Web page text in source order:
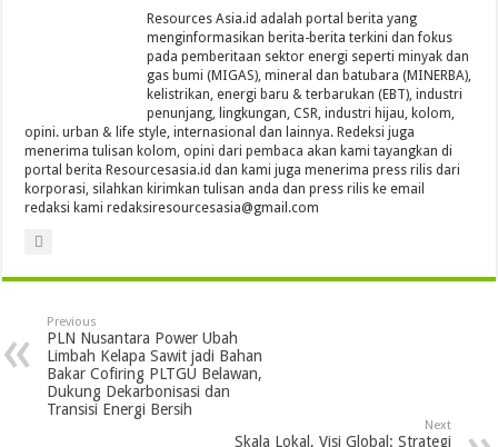
Resources Asia.id adalah portal berita yang
menginformasikan berita-berita terkini dan fokus
pada pemberitaan sektor energi seperti minyak dan
gas bumi (MIGAS), mineral dan batubara (MINERBA),
kelistrikan, energi baru & terbarukan (EBT), industri
penunjang, lingkungan, CSR, industri hijau, kolom,
opini. urban & life style, internasional dan lainnya. Redeksi juga
menerima tulisan kolom, opini dari pembaca akan kami tayangkan di
portal berita Resourcesasia.id dan kami juga menerima press rilis dari
korporasi, silahkan kirimkan tulisan anda dan press rilis ke email
redaksi kami redaksiresourcesasia@gmail.com
Previous
PLN Nusantara Power Ubah
Limbah Kelapa Sawit jadi Bahan
Bakar Cofiring PLTGU Belawan,
Dukung Dekarbonisasi dan
Transisi Energi Bersih
Next
Skala Lokal, Visi Global: Strategi